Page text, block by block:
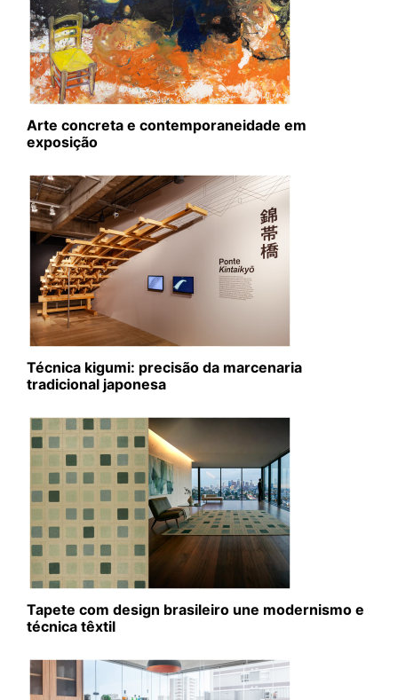
Arte concreta e contemporaneidade em
exposição
Técnica kigumi: precisão da marcenaria
tradicional japonesa
Tapete com design brasileiro une modernismo e
técnica têxtil